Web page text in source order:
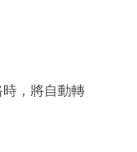
，將自動轉